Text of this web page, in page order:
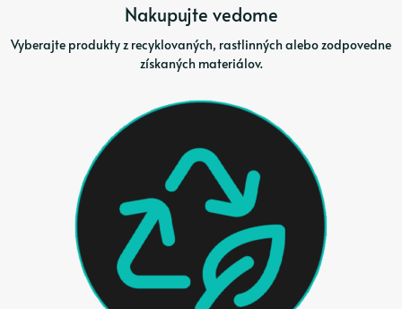
Nakupujte vedome
Vyberajte produkty z recyklovaných, rastlinných alebo zodpovedne
získaných materiálov.